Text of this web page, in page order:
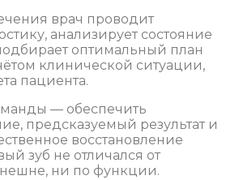
врач проводит
анализирует состояние
оптимальный план
клинической ситуации,
пациента.
— обеспечить
предсказуемый результат и
восстановление
зуб не отличался от
ни по функции.